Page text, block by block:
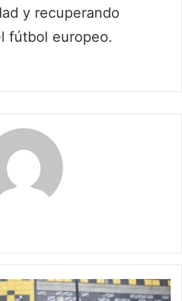
y recuperando
fútbol europeo.